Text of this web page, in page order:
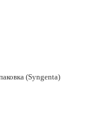
(Syngenta)